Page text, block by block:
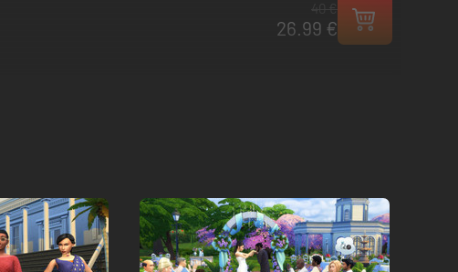
26.99 €